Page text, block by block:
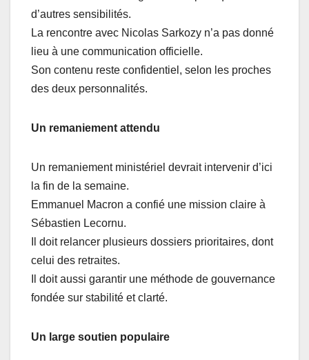
d’autres sensibilités.
La rencontre avec Nicolas Sarkozy n’a pas donné
lieu à une communication officielle.
Son contenu reste confidentiel, selon les proches
des deux personnalités.
Un remaniement attendu
Un remaniement ministériel devrait intervenir d’ici
la fin de la semaine.
Emmanuel Macron a confié une mission claire à
Sébastien Lecornu.
Il doit relancer plusieurs dossiers prioritaires, dont
celui des retraites.
Il doit aussi garantir une méthode de gouvernance
fondée sur stabilité et clarté.
Un large soutien populaire